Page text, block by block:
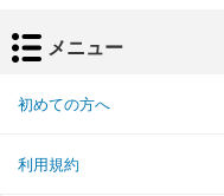
メニュー
初めての方へ
利用規約